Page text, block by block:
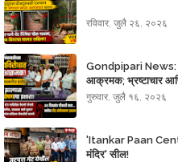
रविवार, जुलै २६, २०२६
Gondpipari News:
आक्रमक; भ्रष्टाचार
गुरुवार, जुलै १६, २०२६
'Itankar Paan
मंदिर' सील!